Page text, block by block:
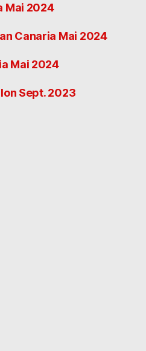
Mai 2024
Canaria Mai 2024
Mai 2024
Sept. 2023